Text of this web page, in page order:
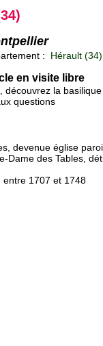
: Hérault (34)
en visite libre
découvrez la
questions
devenue église
Dame des Tables,
entre 1707 et 1748